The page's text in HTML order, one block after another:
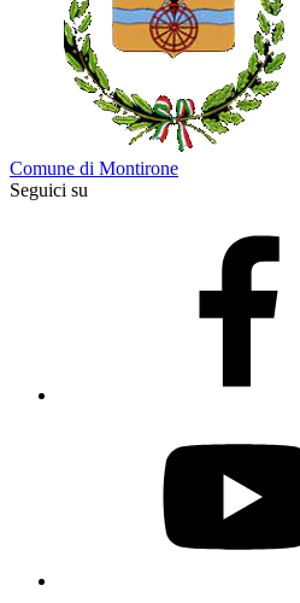
Comune di Montirone
Seguici su